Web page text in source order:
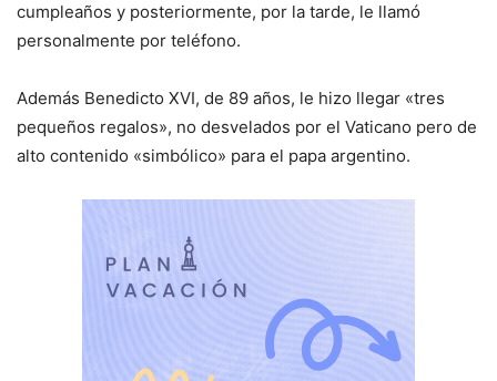
cumpleaños y posteriormente, por la tarde, le llamó
personalmente por teléfono.
Además Benedicto XVI, de 89 años, le hizo llegar «tres
pequeños regalos», no desvelados por el Vaticano pero de
alto contenido «simbólico» para el papa argentino.